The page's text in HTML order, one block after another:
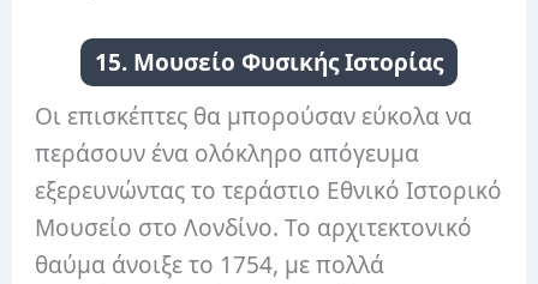
15. Μουσείο Φυσικής Ιστορίας
Οι επισκέπτες θα μπορούσαν εύκολα να
περάσουν ένα ολόκληρο απόγευμα
εξερευνώντας το τεράστιο Εθνικό Ιστορικό
Μουσείο στο Λονδίνο. Το αρχιτεκτονικό
θαύμα άνοιξε το 1754, με πολλά